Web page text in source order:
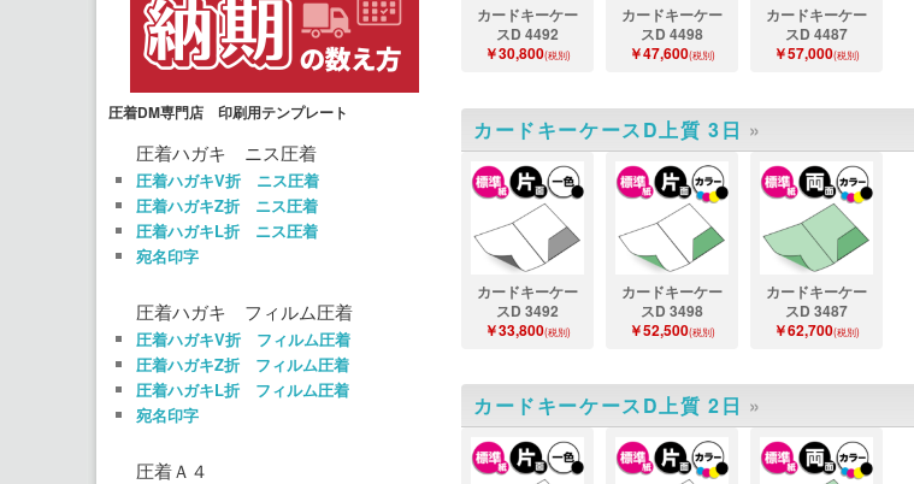
カードキーケー
スD 4492
￥30,800(税別)
カードキーケー
スD 4498
￥47,600(税別)
カードキーケー
スD 4487
￥57,000(税別)
カードキーケースD上質 3日 »
カードキーケー
スD 3492
￥33,800(税別)
カードキーケー
スD 3498
￥52,500(税別)
カードキーケー
スD 3487
￥62,700(税別)
カードキーケースD上質 2日 »
圧着DM専門店 印刷用テンプレート
圧着ハガキ ニス圧着
圧着ハガキV折 ニス圧着
圧着ハガキZ折 ニス圧着
圧着ハガキL折 ニス圧着
宛名印字
圧着ハガキ フィルム圧着
圧着ハガキV折 フィルム圧着
圧着ハガキZ折 フィルム圧着
圧着ハガキL折 フィルム圧着
宛名印字
圧着Ａ４